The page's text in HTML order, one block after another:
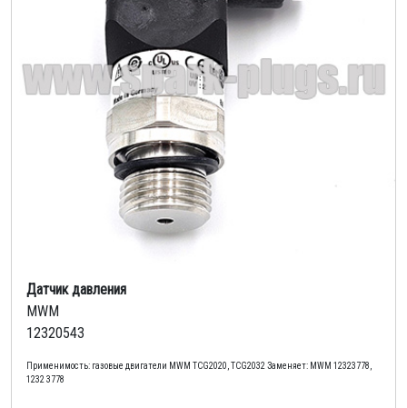
Датчик давления
MWM
12320543
Применимость: газовые двигатели MWM TCG2020, TCG2032 Заменяет: MWM 12323778,
1232 3778